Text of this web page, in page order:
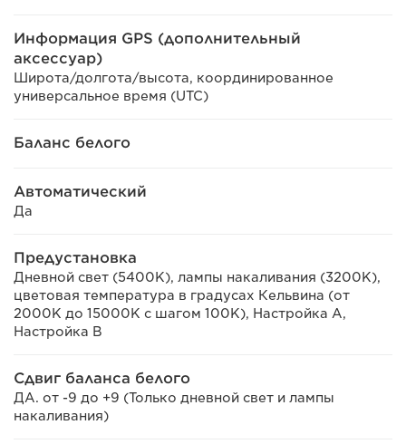
Информация GPS (дополнительный
аксессуар)
Широта/долгота/высота, координированное
универсальное время (UTC)
Баланс белого
Автоматический
Да
Предустановка
Дневной свет (5400K), лампы накаливания (3200K),
цветовая температура в градусах Кельвина (от
2000K до 15000K с шагом 100K), Настройка A,
Настройка B
Сдвиг баланса белого
ДА. от -9 до +9 (Только дневной свет и лампы
накаливания)